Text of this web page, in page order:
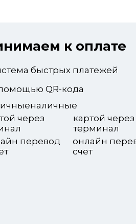
к оплате
быстрых платежей
QR-кода
наличные
картой через
терминал
онлайн
счет